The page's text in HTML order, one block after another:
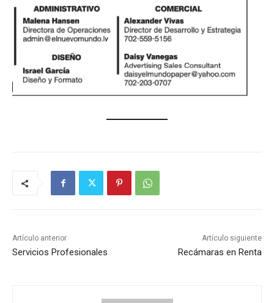
Artículo anterior
Servicios Profesionales
Artículo siguiente
Recámaras en Renta